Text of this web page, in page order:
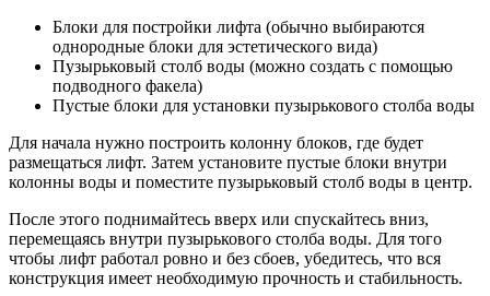
Блоки для постройки лифта (обычно выбираются
однородные блоки для эстетического вида)
Пузырьковый столб воды (можно создать с помощью
подводного факела)
Пустые блоки для установки пузырькового столба воды
Для начала нужно построить колонну блоков, где будет
размещаться лифт. Затем установите пустые блоки внутри
колонны воды и поместите пузырьковый столб воды в центр.
После этого поднимайтесь вверх или спускайтесь вниз,
перемещаясь внутри пузырькового столба воды. Для того
чтобы лифт работал ровно и без сбоев, убедитесь, что вся
конструкция имеет необходимую прочность и стабильность.